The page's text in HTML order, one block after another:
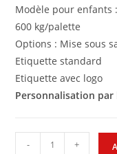
Modèle pour enfants
600 kg/palette
Options : Mise sous
Etiquette standard
Etiquette avec logo
Personnalisation
- +